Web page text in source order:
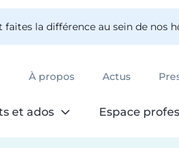
faites la différence au sein de nos
À propos Actus
et ados Espace